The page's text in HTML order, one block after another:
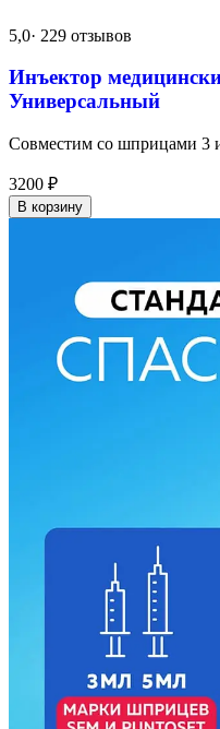
5,0· 229 отзывов
Инъектор
Универсальный
Совместим со шприцами 3
3200 ₽
В корзину